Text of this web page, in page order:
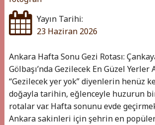
Yayın Tarihi:
23 Haziran 2026
Ankara Hafta Sonu Gezi Rotası:
Gölbaşı’nda Gezilecek En Güzel Yerler
“Gezilecek yer yok” diyenlerin henüz
doğayla tarihin, eğlenceyle huzurun
rotalar var. Hafta sonunu evde
Ankara sakinleri için şehrin en